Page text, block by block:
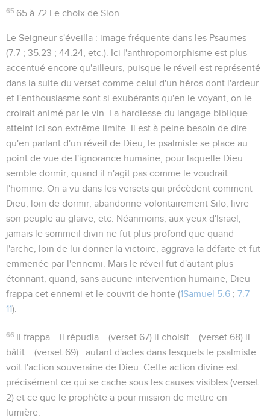
65 65 à 72 Le choix de Sion.
Le Seigneur s'éveilla : image fréquente dans les Psaumes
(7.7 ; 35.23 ; 44.24 , etc.). Ici l'anthropomorphisme est plus
accentué encore qu'ailleurs, puisque le réveil est représenté
dans la suite du verset comme celui d'un héros dont l'ardeur
et l'enthousiasme sont si exubérants qu'en le voyant, on le
croirait animé par le vin . La hardiesse du langage biblique
atteint ici son extrême limite. Il est à peine besoin de dire
qu'en parlant d'un réveil de Dieu, le psalmiste se place au
point de vue de l'ignorance humaine, pour laquelle Dieu
semble dormir, quand il n'agit pas comme le voudrait
l'homme. On a vu dans les versets qui précèdent comment
Dieu, loin de dormir, abandonne volontairement Silo, livre
son peuple au glaive, etc. Néanmoins, aux yeux d'Israël,
jamais le sommeil divin ne fut plus profond que quand
l'arche, loin de lui donner la victoire, aggrava la défaite et fut
emmenée par l'ennemi. Mais le réveil fut d'autant plus
étonnant, quand, sans aucune intervention humaine, Dieu
frappa cet ennemi et le couvrit de honte (1Samuel 5.6 ; 7.7-
11).
66 Il frappa... il répudia... (verset 67) il choisit... (verset 68) il
bâtit...
(verset 69) : autant d'actes dans lesquels le psalmiste
voit l'action souveraine de Dieu. Cette action divine est
précisément ce qui se cache sous les causes visibles (verset
2) et ce que le prophète a pour mission de mettre en
lumière.